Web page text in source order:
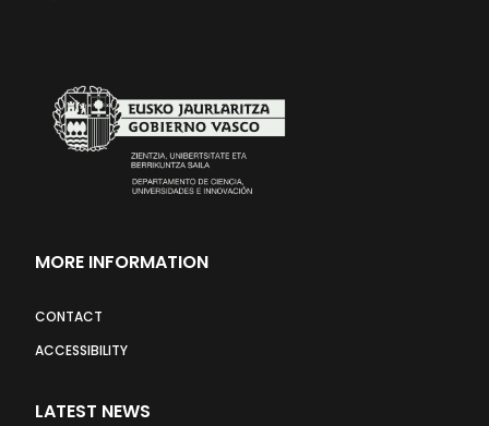
MORE INFORMATION
CONTACT
ACCESSIBILITY
LATEST NEWS